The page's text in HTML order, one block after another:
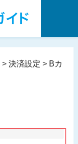
> 決済設定 > Bカ